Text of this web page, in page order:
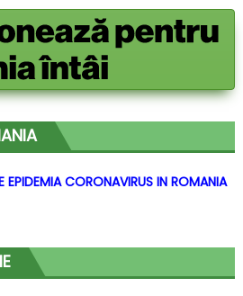
EPIDEMIA CORONAVIRUS IN ROMANIA